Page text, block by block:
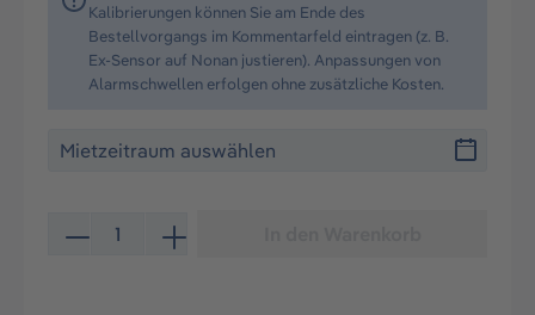
Kalibrierungen können Sie am Ende des
Bestellvorgangs im Kommentarfeld eintragen (z. B.
Ex-Sensor auf Nonan justieren). Anpassungen von
Alarmschwellen erfolgen ohne zusätzliche Kosten.
Produkt Anzahl: Gib den gewünschten Wert ein oder